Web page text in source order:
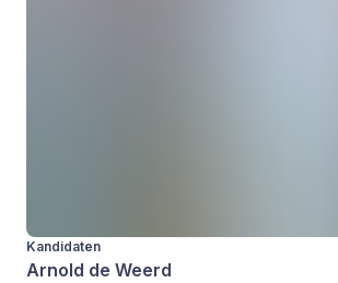
Kandidaten
Arnold de Weerd